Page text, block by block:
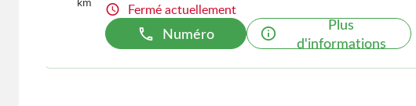
Fermé actuellement
Numéro
Plus
d'informations